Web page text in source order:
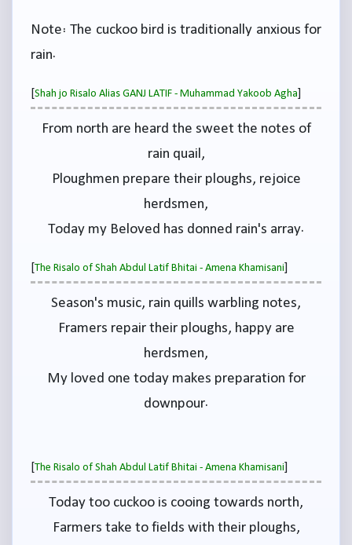
Note: The cuckoo bird is traditionally anxious for
rain.
[Shah jo Risalo Alias GANJ LATIF - Muhammad Yakoob Agha
From north are heard the sweet the notes of
rain quail,
Ploughmen prepare their ploughs, rejoice
herdsmen,
Today my Beloved has donned rain's array.
[The Risalo of Shah Abdul Latif Bhitai - Amena Khamisani
Season's music, rain quills warbling notes,
Framers repair their ploughs, happy are
herdsmen,
My loved one today makes preparation for
downpour.
[The Risalo of Shah Abdul Latif Bhitai - Amena Khamisani
Today too cuckoo is cooing towards north,
Farmers take to fields with their ploughs,